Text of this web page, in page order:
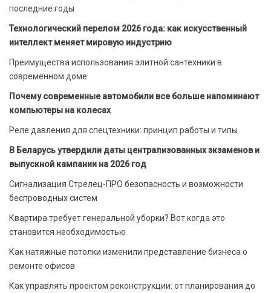
последние годы
Технологический перелом 2026 года: как искусственный
интеллект меняет мировую индустрию
Преимущества использования элитной сантехники в
современном доме
Почему современные автомобили все больше напоминают
компьютеры на колесах
Реле давления для спецтехники: принцип работы и типы
В Беларусь утвердили даты централизованных экзаменов и
выпускной кампании на 2026 год
Сигнализация Стрелец-ПРО безопасность и возможности
беспроводных систем
Квартира требует генеральной уборки? Вот когда это
становится необходимостью
Как натяжные потолки изменили представление бизнеса о
ремонте офисов
Как управлять проектом реконструкции: от планирования до